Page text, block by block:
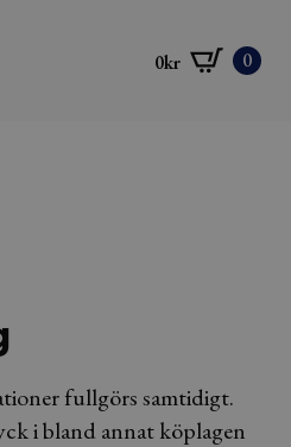
0kr 0
fullgörs samtidigt.
i bland annat köplagen